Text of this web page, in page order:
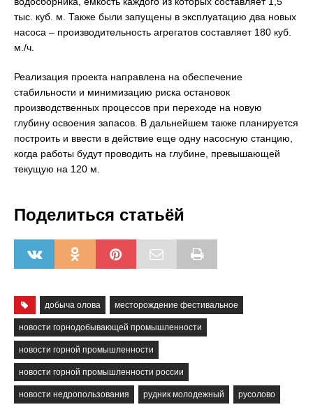
тыс. куб. м. Также были запущены в эксплуатацию два новых
насоса – производительность агрегатов составляет 180 куб.
м./ч.
Реализация проекта направлена на обеспечение
стабильности и минимизацию риска остановок
производственных процессов при переходе на новую
глубину освоения запасов. В дальнейшем также планируется
построить и ввести в действие еще одну насосную станцию,
когда работы будут проводить на глубине, превышающей
текущую на 120 м.
Поделиться статьёй
добыча олова месторождение фестивальное
новости горнодобывающей промышленности
новости горной промышленности
новости горной промышленности россии
новости недропользования рудник молодежный русолово